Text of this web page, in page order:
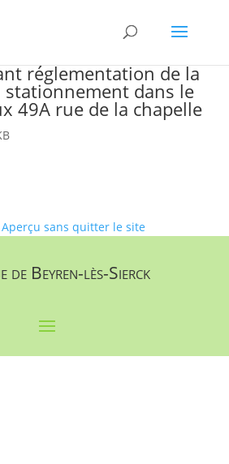
réglementation de la
dans le
49A rue de la chapelle
Aperçu sans quitter le site
de Beyren-lès-Sierck